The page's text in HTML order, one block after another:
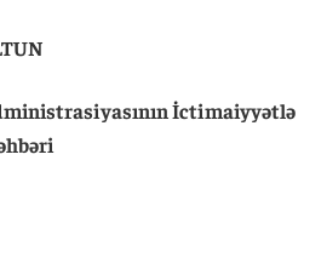
İctimaiyyətlə